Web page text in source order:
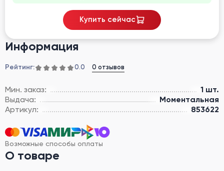
Информация
Рейтинг: 0.0 0 отзывов
Мин. заказ:
1 шт.
Выдача:
Моментальная
Артикул:
853622
Возможные способы оплаты
О товаре
Купить сейчас